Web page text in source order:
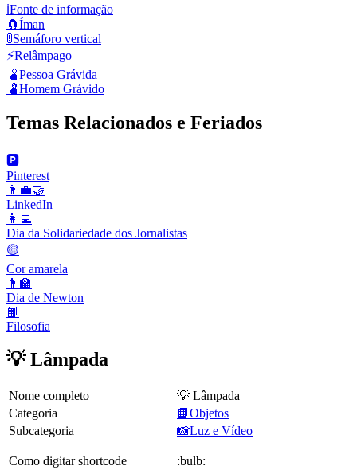
ℹ️Fonte de informação
🧲Íman
🚦Semáforo vertical
⚡Relâmpago
🫄Pessoa Grávida
🫃Homem Grávido
Temas Relacionados e Feriados
🅿️
Pinterest
👨‍💼🤝
LinkedIn
👩‍💻
Dia da Solidariedade dos Jornalistas
🟡
Cor amarela
👨‍🏫
Dia de Newton
📙
Filosofia
💡 Lâmpada
Nome completo
💡 Lâmpada
Categoria
📙Objetos
Subcategoria
📸Luz e Vídeo
Como digitar shortcode :bulb: